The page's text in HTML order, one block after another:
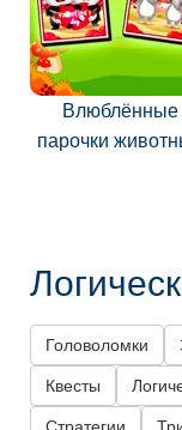
Влюблённые
парочки
Головоломки
Квесты